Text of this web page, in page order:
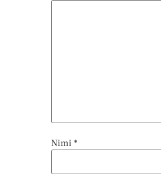
Nimi *